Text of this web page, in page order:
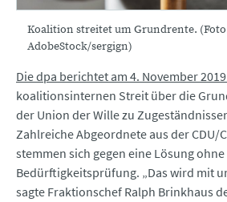
Koalition streitet um Grundrente.
AdobeStock/sergign)
Die dpa berichtet am 4. November
koalitionsinternen Streit über die
der Union der Wille zu
Zahlreiche Abgeordnete aus der CDU/
stemmen sich gegen eine Lösung ohne
Bedürftigkeitsprüfung. „Das wird mit
sagte Fraktionschef Ralph Brinkhaus